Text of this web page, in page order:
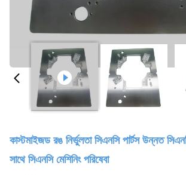
কাস্টমাইজড রঙ নির্ভুলতা সিএনসি পার্টস উন্নত
সাথে সিএনসি মেশিনিং পরিষেবা